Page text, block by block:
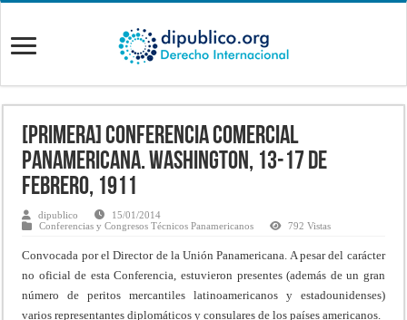
[Primera] Conferencia Comercial
Panamericana. Washington, 13-17 de
Febrero, 1911
dipublico
15/01/2014
Conferencias y Congresos Técnicos Panamericanos
792 Vistas
Convocada por el Director de la Unión Panamericana. A pesar del carácter
no oficial de esta Conferencia, estuvieron presentes (además de un gran
número de peritos mercantiles latinoamericanos y estadounidenses)
varios representantes diplomáticos y consulares de los países americanos.